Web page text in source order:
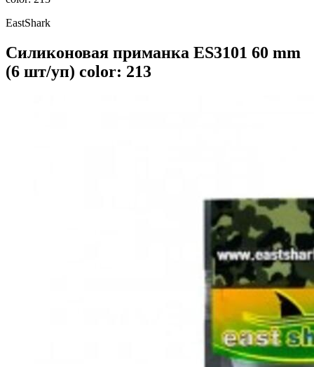
EastShark
Силиконовая приманка ES3101 60 mm
(6 шт/уп) color: 213